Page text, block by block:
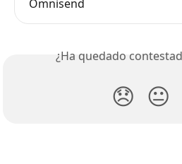
Omnisend
¿Ha quedado
😞 😐